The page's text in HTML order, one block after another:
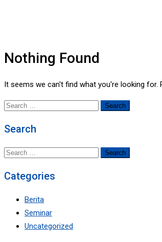
Nothing Found
It seems we can't find what you're looking for.
Search
Search
Search
Categories
Berita
Seminar
Uncategorized